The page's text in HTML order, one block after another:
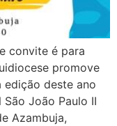
convite é para
promove
edição deste ano
João Paulo II
Azambuja,